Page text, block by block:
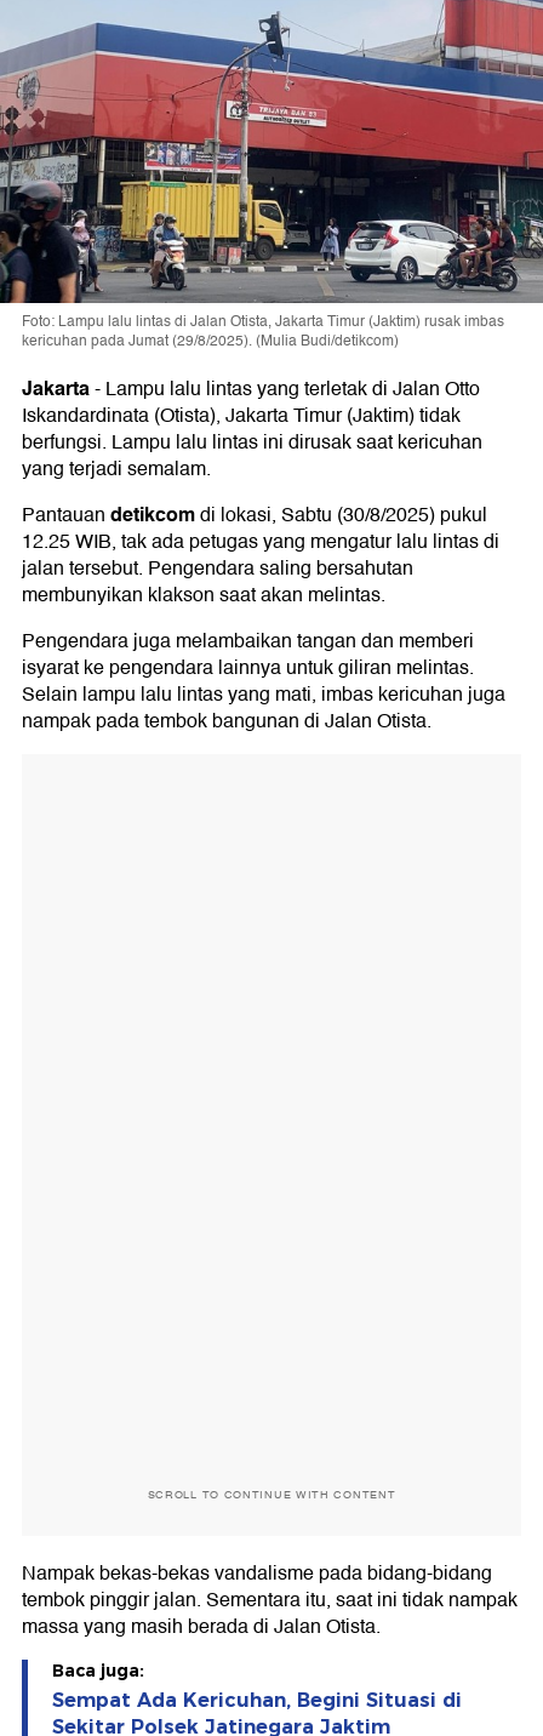
Foto: Lampu lalu lintas di Jalan Otista, Jakarta Timur (Jaktim) rusak imbas
kericuhan pada Jumat (29/8/2025). (Mulia Budi/detikcom)
Jakarta-Lampu lalu lintas yang terletak di Jalan Otto
Iskandardinata (Otista), Jakarta Timur (Jaktim) tidak
berfungsi. Lampu lalu lintas ini dirusak saat kericuhan
yang terjadi semalam.
Pantauandetikcomdi lokasi, Sabtu (30/8/2025) pukul
12.25 WIB, tak ada petugas yang mengatur lalu lintas di
jalan tersebut. Pengendara saling bersahutan
membunyikan klakson saat akan melintas.
Pengendara juga melambaikan tangan dan memberi
isyarat ke pengendara lainnya untuk giliran melintas.
Selain lampu lalu lintas yang mati, imbas kericuhan juga
nampak pada tembok bangunan di Jalan Otista.
SCROLL TO CONTINUE WITH CONTENT
Nampak bekas-bekas vandalisme pada bidang-bidang
tembok pinggir jalan. Sementara itu, saat ini tidak nampak
massa yang masih berada di Jalan Otista.
Baca juga:
Sempat Ada Kericuhan, Begini Situasi di
Sekitar Polsek Jatinegara Jaktim